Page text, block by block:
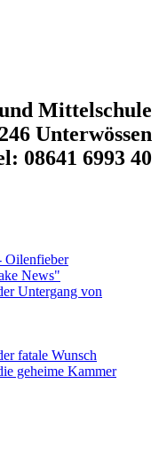
Mittelschule
Unterwössen
08641 6993 40
Oilenfieber
News"
Untergang von
fatale Wunsch
geheime Kammer